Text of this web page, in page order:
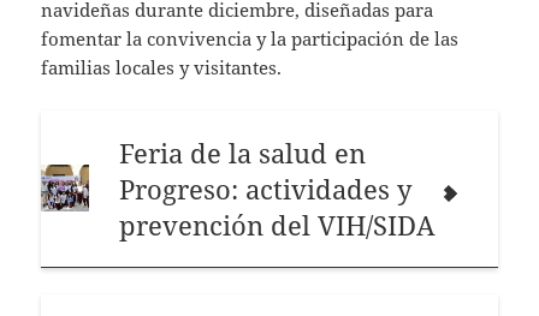
navideñas durante diciembre, diseñadas para
fomentar la convivencia y la participación de las
familias locales y visitantes.
Feria de la salud en
Progreso: actividades y
prevención del VIH/SIDA